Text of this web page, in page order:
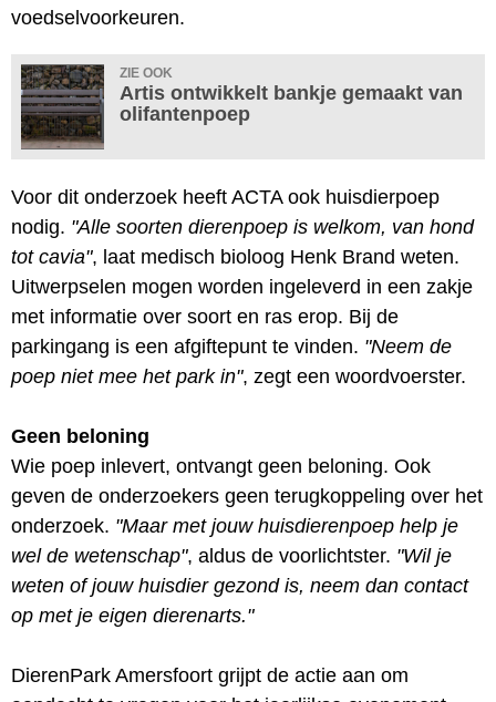
voedselvoorkeuren.
ZIE OOK
Artis ontwikkelt bankje gemaakt van
olifantenpoep
Voor dit onderzoek heeft ACTA ook huisdierpoep
nodig. "Alle soorten dierenpoep is welkom, van hond
tot cavia", laat medisch bioloog Henk Brand weten.
Uitwerpselen mogen worden ingeleverd in een zakje
met informatie over soort en ras erop. Bij de
parkingang is een afgiftepunt te vinden. "Neem de
poep niet mee het park in", zegt een woordvoerster.
Geen beloning
Wie poep inlevert, ontvangt geen beloning. Ook
geven de onderzoekers geen terugkoppeling over het
onderzoek. "Maar met jouw huisdierenpoep help je
wel de wetenschap", aldus de voorlichtster. "Wil je
weten of jouw huisdier gezond is, neem dan contact
op met je eigen dierenarts."
DierenPark Amersfoort grijpt de actie aan om